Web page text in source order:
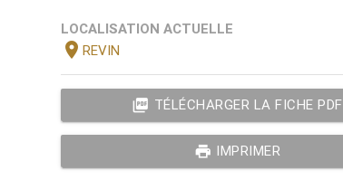
LOCALISATION ACTUELLE
location_onREVIN
picture_as_pdf TÉLÉCHARGER LA FICHE PDF
print IMPRIMER